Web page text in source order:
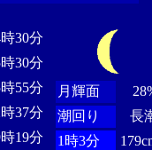
30分
30分
55分
37分
19分
月輝面
潮回り
長
1時3分